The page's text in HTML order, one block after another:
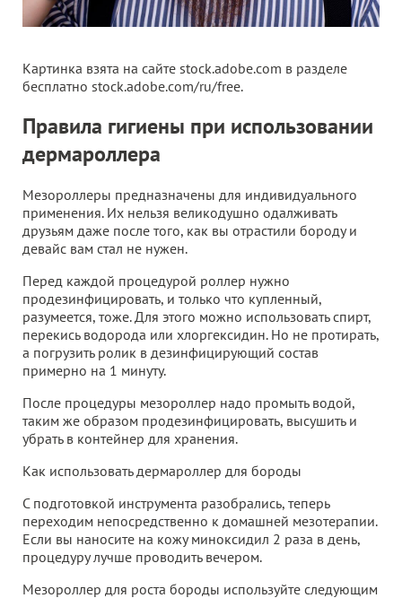
Картинка взята на сайте stock.adobe.com в разделе
бесплатно stock.adobe.com/ru/free.
Правила гигиены при использовании
дермароллера
Мезороллеры предназначены для индивидуального
применения. Их нельзя великодушно одалживать
друзьям даже после того, как вы отрастили бороду и
девайс вам стал не нужен.
Перед каждой процедурой роллер нужно
продезинфицировать, и только что купленный,
разумеется, тоже. Для этого можно использовать спирт,
перекись водорода или хлоргексидин. Но не протирать,
а погрузить ролик в дезинфицирующий состав
примерно на 1 минуту.
После процедуры мезороллер надо промыть водой,
таким же образом продезинфицировать, высушить и
убрать в контейнер для хранения.
Как использовать дермароллер для бороды
С подготовкой инструмента разобрались, теперь
переходим непосредственно к домашней мезотерапии.
Если вы наносите на кожу миноксидил 2 раза в день,
процедуру лучше проводить вечером.
Мезороллер для роста бороды используйте следующим